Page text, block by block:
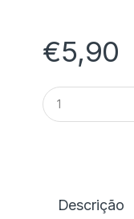
€5,90
Carregador
Parede
USB
Descrição